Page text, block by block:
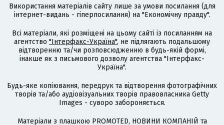
Використання матеріалів сайту лише за умови посилання (для
інтернет-видань - гіперпосилання) на "Економічну правду".
Всі матеріали, які розміщені на цьому сайті із посиланням на
агентство "Інтерфакс-Україна", не підлягають подальшому
відтворенню та/чи розповсюдженню в будь-якій формі,
інакше як з письмового дозволу агентства "Інтерфакс-
Україна".
Будь-яке копіювання, передрук та відтворення фотографічних
творів та/або аудіовізуальних творів правовласника Getty
Images - суворо забороняється.
Матеріали з плашкою PROMOTED, НОВИНИ КОМПАНІЙ та